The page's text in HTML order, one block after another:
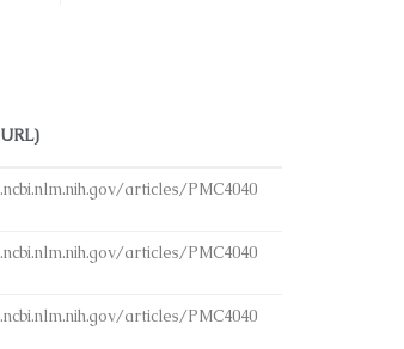
articles/PMC4040
articles/PMC4040
articles/PMC4040